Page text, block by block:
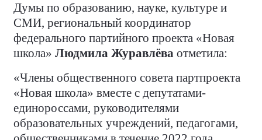
Думы по образованию, науке, культуре и
СМИ, региональный координатор
федерального партийного проекта «Новая
школа» Людмила Журавлёва отметила:
«Члены общественного совета партпроекта
«Новая школа» вместе с депутатами-
единороссами, руководителями
образовательных учреждений, педагогами,